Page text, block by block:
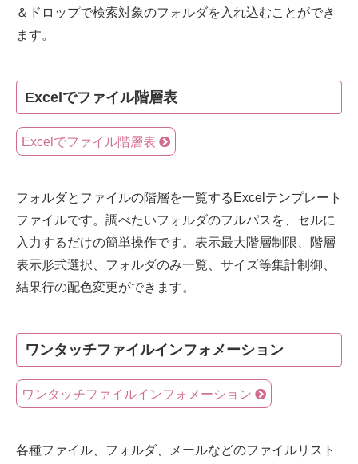
＆ドロップで検索対象のフォルダを入れ込むことができ
ます。
Excelでファイル階層表
Excelでファイル階層表
フォルダとファイルの階層を一覧するExcelテンプレート
ファイルです。調べたいフォルダのフルパスを、セルに
入力するだけの簡単操作です。表示最大階層制限、階層
表示形式選択、フォルダのみ一覧、サイズ等集計制御、
結果行の配色変更ができます。
ワンタッチファイルインフォメーション
ワンタッチファイルインフォメーション
各種ファイル、フォルダ、メールなどのファイルリスト